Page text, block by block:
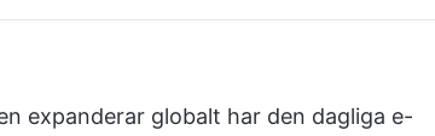
expanderar globalt har den dagliga e-